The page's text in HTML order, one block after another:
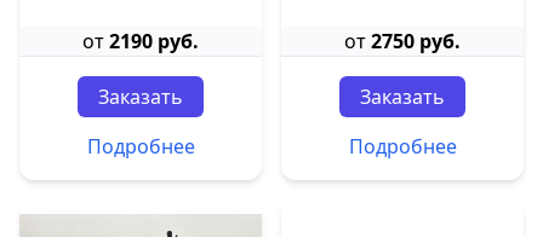
от2190 руб.
Заказать
Подробнее
от2750 руб.
Заказать
Подробнее